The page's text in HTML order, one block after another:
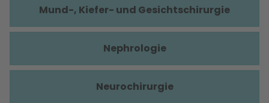
Mund-, Kiefer- und Gesichtschirurgie
Nephrologie
Neurochirurgie